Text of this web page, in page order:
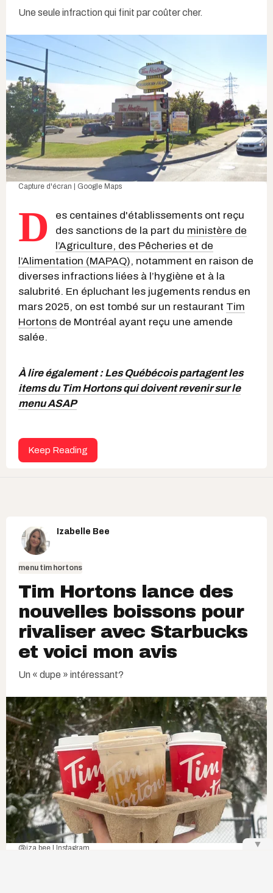
Une seule infraction qui finit par coûter cher.
Capture d'écran | Google Maps
D
es centaines d'établissements ont reçu
des sanctions de la part du ministère de
l’Agriculture, des Pêcheries et de
l’Alimentation (MAPAQ), notamment en raison de
diverses infractions liées à l’hygiène et à la
salubrité. En épluchant les jugements rendus en
mars 2025, on est tombé sur un restaurant Tim
Hortons de Montréal ayant reçu une amende
salée.
À lire également :Les Québécois partagent les
items du Tim Hortons qui doivent revenir sur le
menu ASAP
Keep Reading
Izabelle Bee
menu tim hortons
Tim Hortons lance des
nouvelles boissons pour
rivaliser avec Starbucks
et voici mon avis
Un « dupe » intéressant?
@iza.bee | Instagram ▼